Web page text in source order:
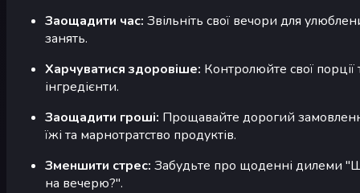
Заощадити час: Звільніть свої вечори для
занять.
Харчуватися здоровіше: Контролюйте свої порції
інгредієнти.
Заощадити гроші: Прощавайте дорогий
їжі та марнотратство продуктів.
Зменшити стрес: Забудьте про щоденні дилеми
на вечерю?".